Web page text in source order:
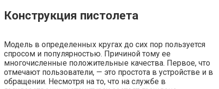
Конструкция пистолета
Модель в определенных кругах до сих пор пользуется
спросом и популярностью. Причиной тому ее
многочисленные положительные качества. Первое, что
отмечают пользователи, — это простота в устройстве и в
обращении. Несмотря на то, что на службе в